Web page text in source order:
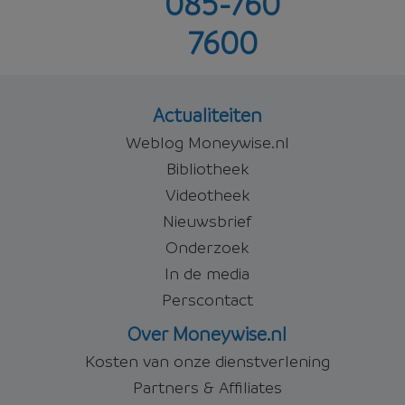
7600
Actualiteiten
Weblog Moneywise.nl
Bibliotheek
Videotheek
Nieuwsbrief
Onderzoek
In de media
Perscontact
Over Moneywise.nl
Kosten van onze dienstverlening
Partners & Affiliates